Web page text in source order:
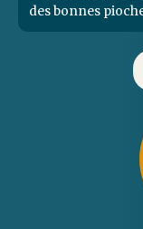
des bonnes